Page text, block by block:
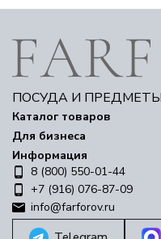
ПОСУДА И
Каталог товаров
Для бизнеса
Информация
8 (800) 550-01-44
+7 (916) 076-87-09
info@farforov.ru